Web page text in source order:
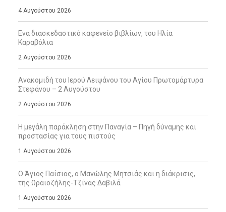
4 Αυγούστου 2026
Ενα διασκεδαστικό καφενείο βιβλίων, του Ηλία
Καραβόλια
2 Αυγούστου 2026
Ανακομιδή του Ιερού Λειψάνου του Αγίου Πρωτομάρτυρα
Στεφάνου – 2 Αυγούστου
2 Αυγούστου 2026
Η μεγάλη παράκληση στην Παναγία – Πηγή δύναμης και
προστασίας για τους πιστούς
1 Αυγούστου 2026
Ο Άγιος Παΐσιος, ο Μανώλης Μητσιάς και η διάκρισις,
της Ωραιοζήλης-Τζίνας Δαβιλά
1 Αυγούστου 2026